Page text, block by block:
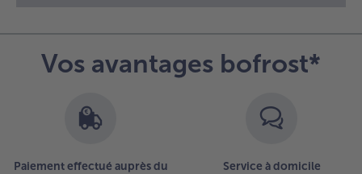
liste.
Vos avantages bofrost*
Paiement effectué auprès du
Service à domicile